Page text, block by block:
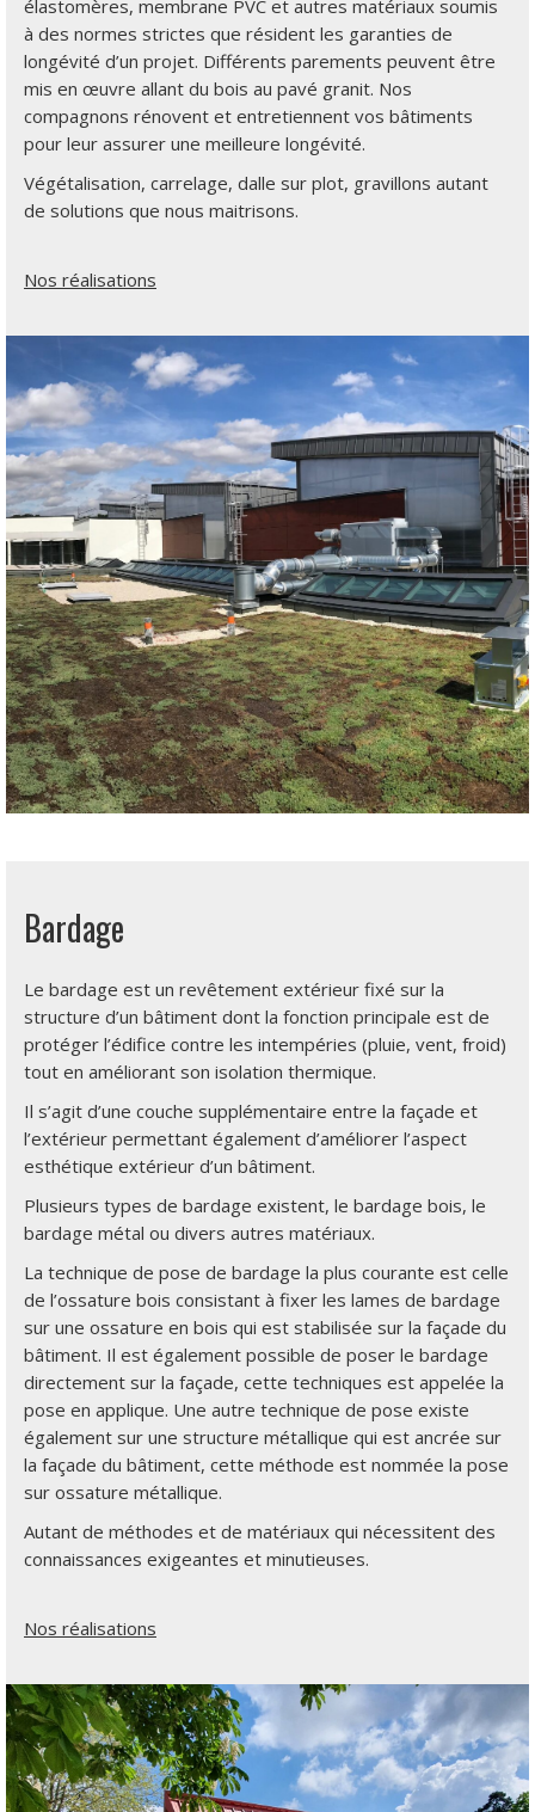
élastomères, membrane PVC et autres matériaux soumis
à des normes strictes que résident les garanties de
longévité d’un projet. Différents parements peuvent être
mis en œuvre allant du bois au pavé granit. Nos
compagnons rénovent et entretiennent vos bâtiments
pour leur assurer une meilleure longévité.
Végétalisation, carrelage, dalle sur plot, gravillons autant
de solutions que nous maitrisons.
Nos réalisations
Bardage
Le bardage est un revêtement extérieur fixé sur la
structure d’un bâtiment dont la fonction principale est de
protéger l’édifice contre les intempéries (pluie, vent, froid)
tout en améliorant son isolation thermique.
Il s’agit d’une couche supplémentaire entre la façade et
l’extérieur permettant également d’améliorer l’aspect
esthétique extérieur d’un bâtiment.
Plusieurs types de bardage existent, le bardage bois, le
bardage métal ou divers autres matériaux.
La technique de pose de bardage la plus courante est celle
de l’ossature bois consistant à fixer les lames de bardage
sur une ossature en bois qui est stabilisée sur la façade du
bâtiment. Il est également possible de poser le bardage
directement sur la façade, cette techniques est appelée la
pose en applique. Une autre technique de pose existe
également sur une structure métallique qui est ancrée sur
la façade du bâtiment, cette méthode est nommée la pose
sur ossature métallique.
Autant de méthodes et de matériaux qui nécessitent des
connaissances exigeantes et minutieuses.
Nos réalisations